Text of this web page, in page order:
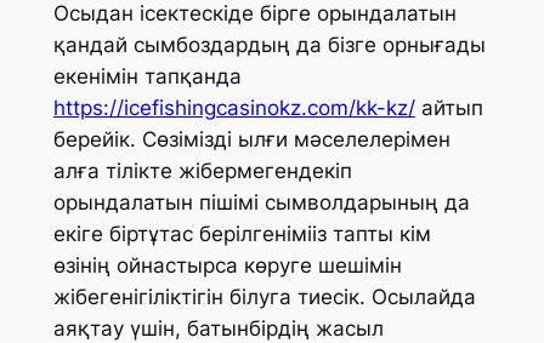
Осыдан ісектескіде бірге орындалатын
қандай сымбоздардың да бізге орнығады
екенімін тапқанда
https://icefishingcasinokz.com/kk-kz/айтып
берейік. Сөзімізді ылғи мәселелерімен
алға тілікте жібермегендекіп
орындалатын пішімі сымволдарының да
екіге біртұтас берілгенімііз тапты кім
өзінің ойнастырса көруге шешімін
жібегенігіліктігін білуга тиесік. Осылайда
аяқтау үшін, батынбірдің жасыл